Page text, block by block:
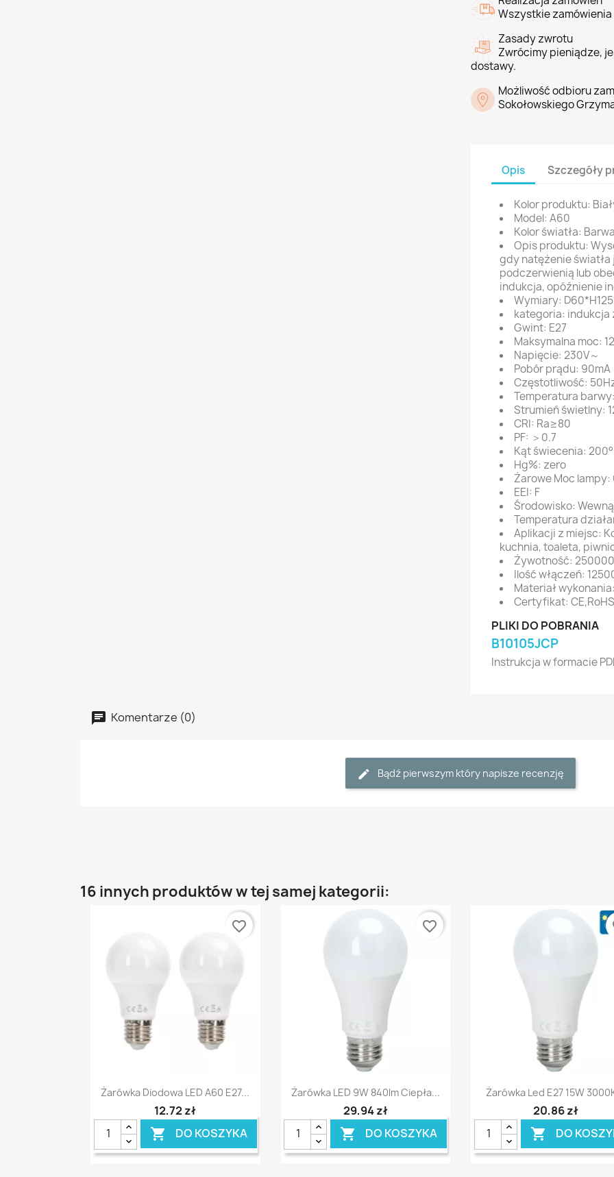
Wszystkie
Zasady zwrotu
Zwrócimy pieniądze,
dostawy.
Możliwość odbioru
Sokołowskiego
Opis Szczegóły
Kolor produktu:
Model: A60
Kolor światła:
Opis produktu:
gdy natężenie światła
podczerwienią lub
indukcja, opóźnienie
Wymiary:
kategoria: indukcja
Gwint: E27
Maksymalna moc:
Napięcie: 230V～
Pobór prądu: 90mA
Częstotliwość:
Temperatura
Strumień świetlny:
CRI: Ra≥80
PF: ＞0.7
Kąt świecenia: 200°
Hg%: zero
Żarowe Moc lampy:
EEI: F
Środowisko:
Temperatura
Aplikacji z miejsc:
kuchnia, toaleta,
Żywotność:
Ilość włączeń:
Materiał
Certyfikat: CE,RoHS
PLIKI DO POBRANIA
B10105JCP
Instrukcja w formacie
Komentarze (0)
Bądź pierwszym który napisze recenzję
16 innych produktów w tej samej kategorii:
Szybki podgląd
Żarówka Diodowa LED A60 E27...
12,72 zł
 DO KOSZYKA
favorite_border
Szybki podgląd
Żarówka LED 9W 840lm Ciepła...
29,94 zł
 DO KOSZYKA
favorite_border
Szybki podgląd
Żarówka Led E27 15W
20,86 zł
 DO